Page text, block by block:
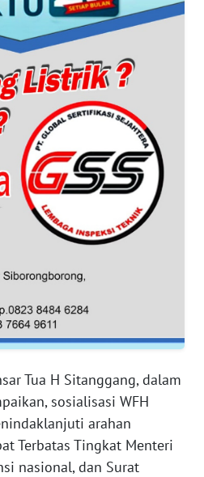
Tua H Sitanggang, dalam
sosialisasi WFH
arahan
Terbatas Tingkat Menteri
nasional, dan Surat